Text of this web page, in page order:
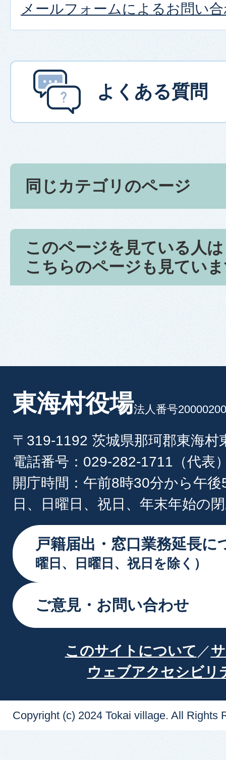
メールフォームによるお問い
よくある質問
同じカテゴリのページ
このページを見ている人は
こちらのページも見てい
東海村役場法人番号
〒319-1192 茨城県那珂郡東海村
電話番号：029-282-1711（代表
開庁時間：午前8時30分から午
日、日曜日、祝日、年末年始の
戸籍届出・窓口業務延長に
曜日、日曜日、祝日を除く）
ご意見・お問い合わせ
このサイトについて
ウェブアクセシビリ
Copyright (c) 2024 Tokai village. All Rights